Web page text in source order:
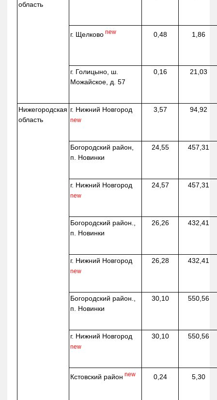
область
г. Щелково new 0,48 1,86
г. Голицыно, ш.
Можайское, д. 57
0,16 21,03
Нижегородская
область
г. Нижний Новгород
new
3,57 94,92
Богородский район,
п. Новинки
24,55 457,31
г. Нижний Новгород
new
24,57 457,31
Богородский район.,
п. Новинки
26,26 432,41
г. Нижний Новгород
new
26,28 432,41
Богородский район.,
п. Новинки
30,10 550,56
г. Нижний Новгород
new
30,10 550,56
Кстовский район new 0,24 5,30